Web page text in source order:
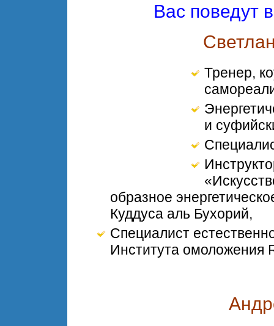
Вас поведут
Тренер,
и
образное
Куддуса аль Бухорий,
Специалист
Института омоложения